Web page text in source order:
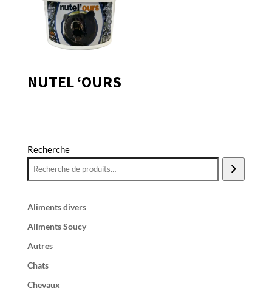
NUTEL ‘OURS
Recherche
Aliments divers
Aliments Soucy
Autres
Chats
Chevaux